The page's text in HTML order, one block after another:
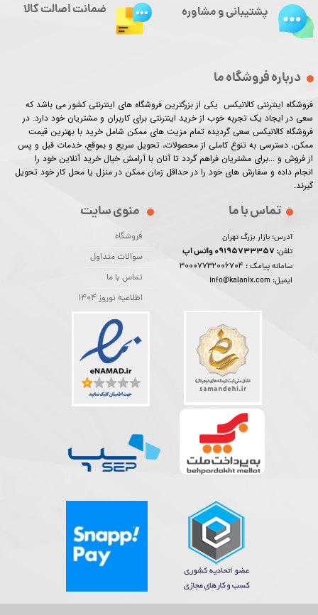
درباره فروشگاه ما
فروشگاه اینترنتی کالانیکس یکی از بزرگترین فروشگاه های اینترنتی کشور می باشد که
سعی در ایجاد یک تجربه خوب از خرید اینترنتی برای کاربران و مشتریان خود دارد. در
فروشگاه کالانیکس سعی گردیده تمام مزیت های ممکن شامل خرید با بهترین قیمت
ممکن، دسترسی به تنوع کاملی از محصولات، تحویل سریع و بموقع، خدمات قبل و پس
از فروش و ...برای مشتریان فراهم گردد تا آنان با آرامش خیال خرید آنلاین خود را
انجام داده و سفارش های خود را در حداقل زمان ممکن در منزل یا محل کار خود تحویل
گیرند.​​​​​​​
منوی سایت
فروشگاه
سوالات متداول
تماس با ما
اطلاعیه نوروز 1404
تماس با ما
آدرس: بازار بزرگ تهران
تلفن:
سامانه پیامک : 30007732006704
ایمیل: info@kalanix.com
پشتیبانی و مشاوره ضمانت اصالت کالا